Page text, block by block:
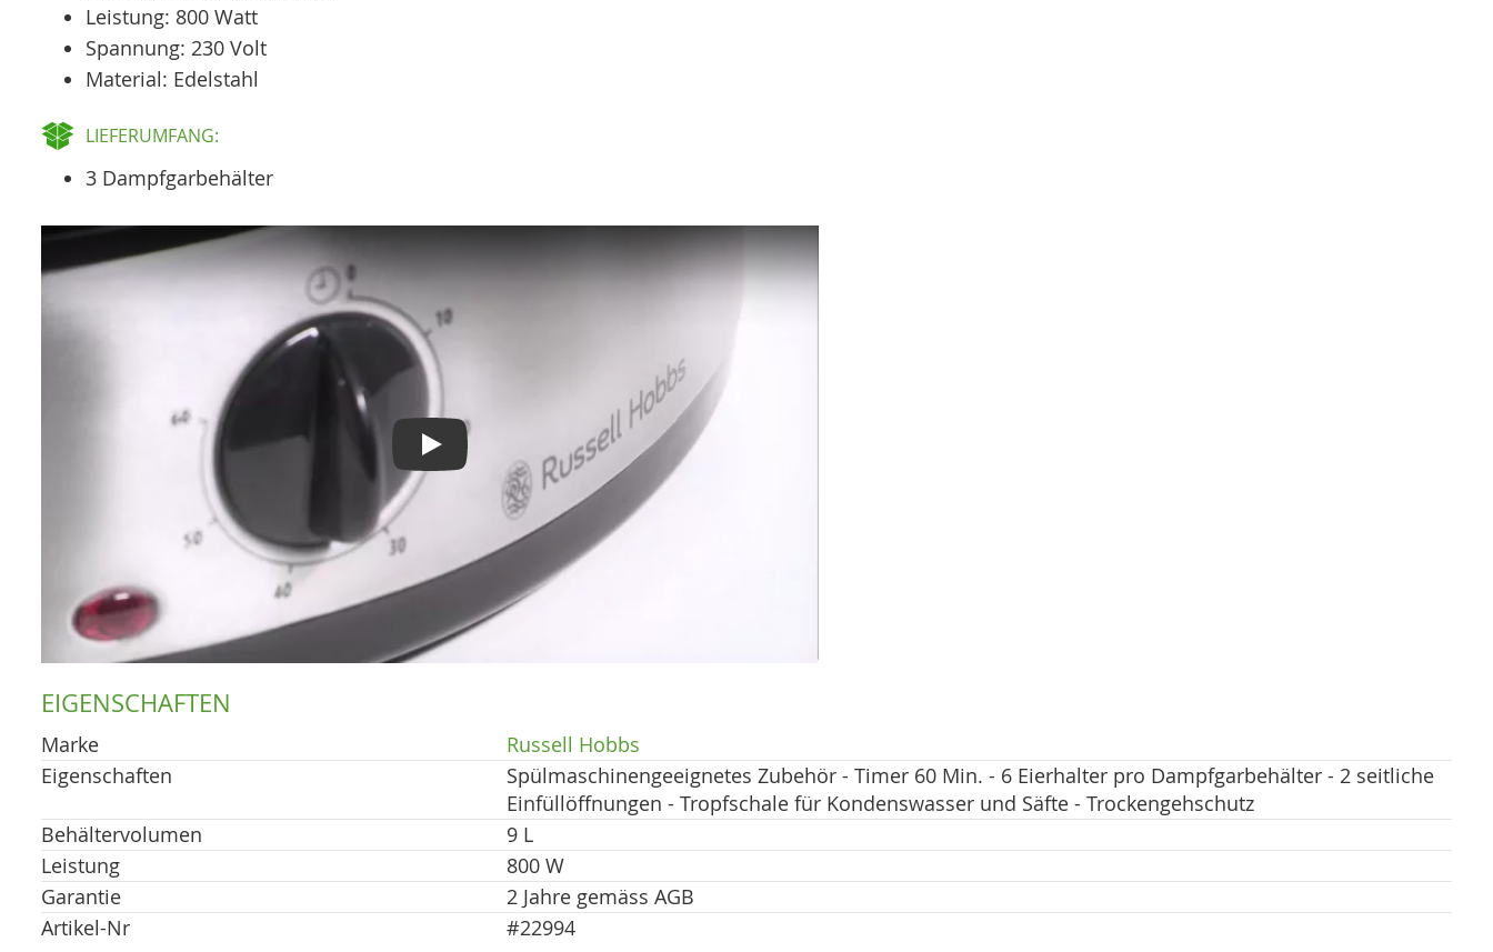
Leistung: 800 Watt
Spannung: 230 Volt
Material: Edelstahl
LIEFERUMFANG:
3 Dampfgarbehälter
Play
EIGENSCHAFTEN
Marke
Russell Hobbs
Eigenschaften
Spülmaschinengeeignetes Zubehör - Timer 60 Min. - 6 Eierhalter pro Dampfgarbehälter - 2 seitliche
Einfüllöffnungen - Tropfschale für Kondenswasser und Säfte - Trockengehschutz
Behältervolumen
9 L
Leistung
800 W
Garantie
2 Jahre gemäss AGB
Artikel-Nr
#22994